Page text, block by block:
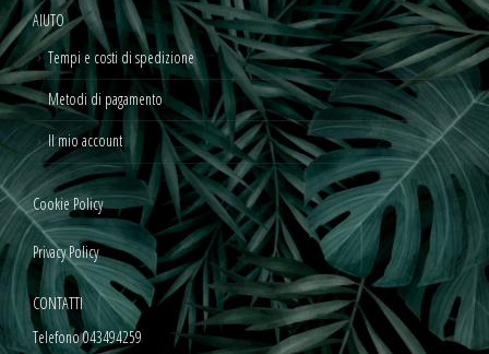
AIUTO
Tempi e costi di spedizione
Metodi di pagamento
Il mio account
Cookie Policy
Privacy Policy
CONTATTI
Telefono 043494259